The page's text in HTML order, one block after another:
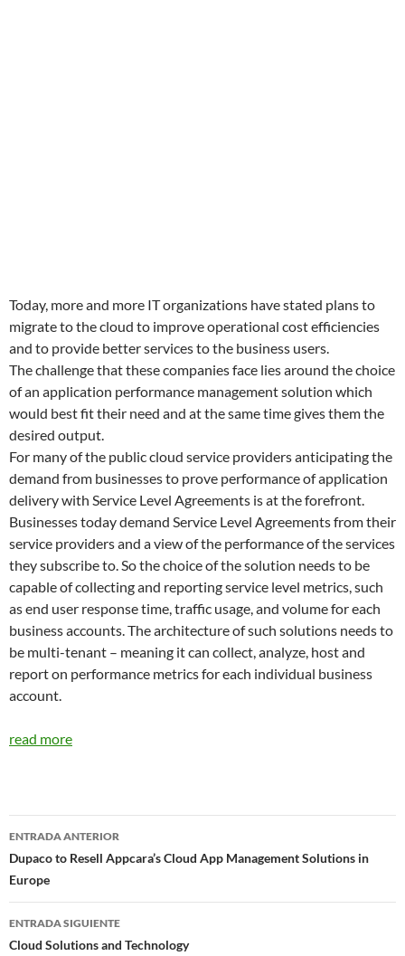
Today, more and more IT organizations have stated plans to
migrate to the cloud to improve operational cost efficiencies
and to provide better services to the business users.
The challenge that these companies face lies around the choice
of an application performance management solution which
would best fit their need and at the same time gives them the
desired output.
For many of the public cloud service providers anticipating the
demand from businesses to prove performance of application
delivery with Service Level Agreements is at the forefront.
Businesses today demand Service Level Agreements from their
service providers and a view of the performance of the services
they subscribe to. So the choice of the solution needs to be
capable of collecting and reporting service level metrics, such
as end user response time, traffic usage, and volume for each
business accounts. The architecture of such solutions needs to
be multi-tenant – meaning it can collect, analyze, host and
report on performance metrics for each individual business
account.
read more
Navegador
de
entradas
ENTRADA ANTERIOR
Dupaco to Resell Appcara’s Cloud App Management Solutions in
Europe
ENTRADA SIGUIENTE
Cloud Solutions and Technology